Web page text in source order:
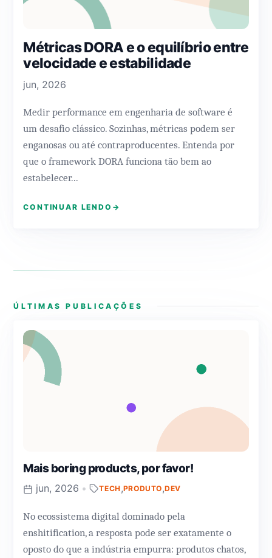
Métricas DORA e o equilíbrio entre
velocidade e estabilidade
jun, 2026
Medir performance em engenharia de software é
um desafio clássico. Sozinhas, métricas podem ser
enganosas ou até contraproducentes. Entenda por
que o framework DORA funciona tão bem ao
estabelecer...
CONTINUAR LENDO →
ÚLTIMAS PUBLICAÇÕES
Mais boring products, por favor!
jun, 2026 • TECH,PRODUTO,DEV
No ecossistema digital dominado pela
enshitification, a resposta pode ser exatamente o
oposto do que a indústria empurra: produtos chatos,